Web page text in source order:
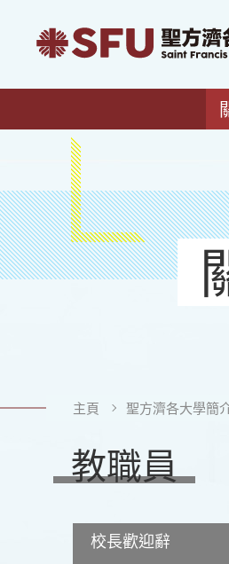
主頁 聖方濟各大學簡
教職員
校長歡迎辭